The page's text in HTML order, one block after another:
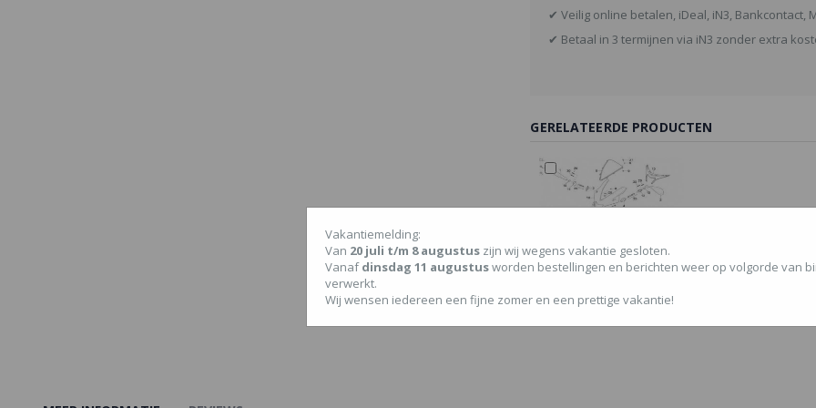
✔ Veilig online betalen, iDeal, iN3, Bankcontact,
✔ Betaal in 3 termijnen via iN3 zonder extra
GERELATEERDE PRODUCTEN
Spiegel links Aprilia RS4
In
Winkelwagen
Vakantiemelding:
Van 20 juli t/m 8 augustus zijn wij wegens vakantie gesloten.
Vanafdinsdag 11 augustusworden bestellingen en berichten weer op volgorde van
verwerkt.
Wij wensen iedereen een fijne zomer en een prettige vakantie!